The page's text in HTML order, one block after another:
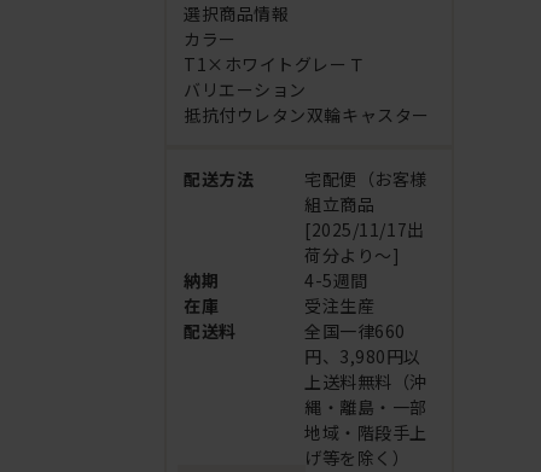
選択商品情報
カラー
T1×ホワイトグレーＴ
バリエーション
抵抗付ウレタン双輪キャスター
配送方法
宅配便（お客様
組立商品
[2025/11/17出
荷分より～]
納期
4-5週間
在庫
受注生産
配送料
全国一律660
円、3,980円以
上送料無料（沖
縄・離島・一部
地域・階段手上
げ等を除く）